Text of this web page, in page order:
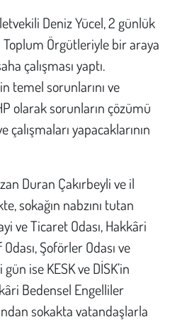
Deniz Yücel, 2 günlük
Örgütleriyle bir araya
çalışması yaptı.
temel sorunlarını ve
olarak sorunların çözümü
yapacaklarının
Duran Çakırbeyli ve il
sokağın nabzını tutan
ve Ticaret Odası, Hakkâri
Şoförler Odası ve
ise KESK ve DİSK’in
Bedensel Engelliler
sokakta vatandaşlarla